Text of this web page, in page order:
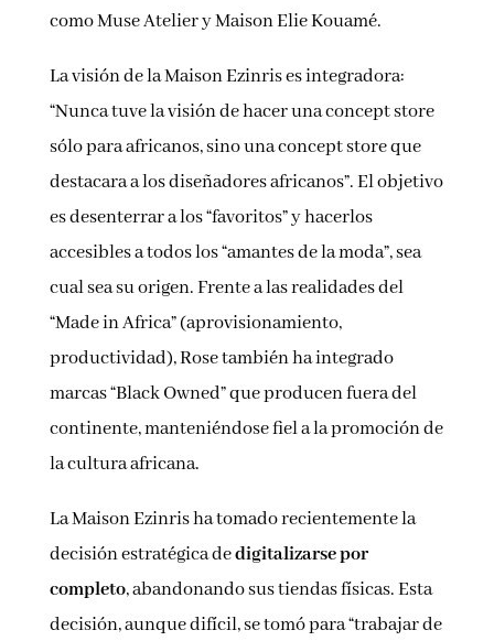
como Muse Atelier y Maison Elie Kouamé.
La visión de la Maison Ezinris es integradora:
“Nunca tuve la visión de hacer una concept store
sólo para africanos, sino una concept store que
destacara a los diseñadores africanos”. El objetivo
es desenterrar a los “favoritos” y hacerlos
accesibles a todos los “amantes de la moda”, sea
cual sea su origen. Frente a las realidades del
“Made in Africa” (aprovisionamiento,
productividad), Rose también ha integrado
marcas “Black Owned” que producen fuera del
continente, manteniéndose fiel a la promoción de
la cultura africana.
La Maison Ezinris ha tomado recientemente la
decisión estratégica dedigitalizarse por
completo, abandonando sus tiendas físicas. Esta
decisión, aunque difícil, se tomó para “trabajar de